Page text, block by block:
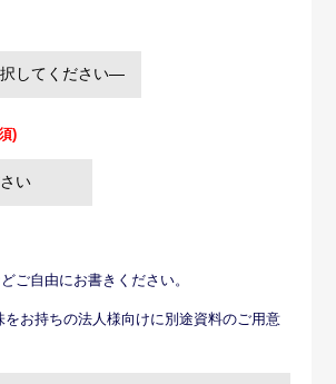
)
ご自由にお書きください。
お持ちの法人様向けに別途資料のご用意